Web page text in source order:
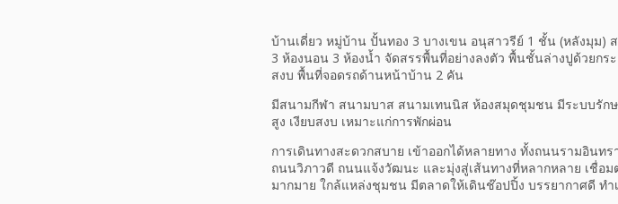
บ้านเดี่ยว หมู่บ้าน ปั้นทอง 3 บางเขน อนุสาวรีย์ 1 ชั้น (หลังมุม)
3 ห้องนอน 3 ห้องน้ำ จัดสรรพื้นที่อย่างลงตัว พื้นชั้นล่างปูด้วยกร
สงบ พื้นที่จอดรถด้านหน้าบ้าน 2 คัน
มีสนามกีฬา สนามบาส สนามเทนนิส ห้องสมุดชุมชน มีระบบรัก
สูง เงียบสงบ เหมาะแก่การพักผ่อน
การเดินทางสะดวกสบาย เข้าออกได้หลายทาง ทั้งถนนรามอิน
ถนนวิภาวดี ถนนแจ้งวัฒนะ และมุ่งสู่เส้นทางที่หลากหลาย เชื่อ
มากมาย ใกล้แหล่งชุมชน มีตลาดให้เดินช๊อปปิ้ง บรรยากาศดี ทำ